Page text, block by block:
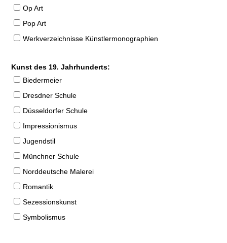
Op Art
Pop Art
Werkverzeichnisse Künstlermonographien
Kunst des 19. Jahrhunderts:
Biedermeier
Dresdner Schule
Düsseldorfer Schule
Impressionismus
Jugendstil
Münchner Schule
Norddeutsche Malerei
Romantik
Sezessionskunst
Symbolismus